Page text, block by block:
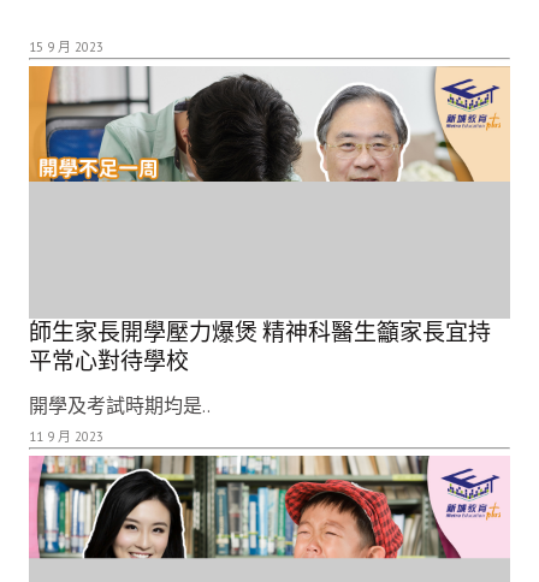
15 9 月 2023
師生家長開學壓力爆煲 精神科醫生籲家長宜持
平常心對待學校
開學及考試時期均是..
11 9 月 2023